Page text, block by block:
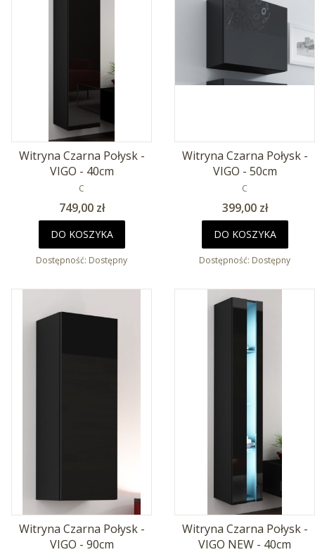
Witryna Czarna Połysk -
VIGO - 40cm
PRODUCENT
C
Cena
749,00 zł
DO KOSZYKA
Dostępność: Dostępny
Witryna Czarna Połysk -
VIGO - 50cm
PRODUCENT
C
Cena
399,00 zł
DO KOSZYKA
Dostępność: Dostępny
Witryna Czarna Połysk -
VIGO - 90cm
Witryna Czarna Połysk -
VIGO NEW - 40cm